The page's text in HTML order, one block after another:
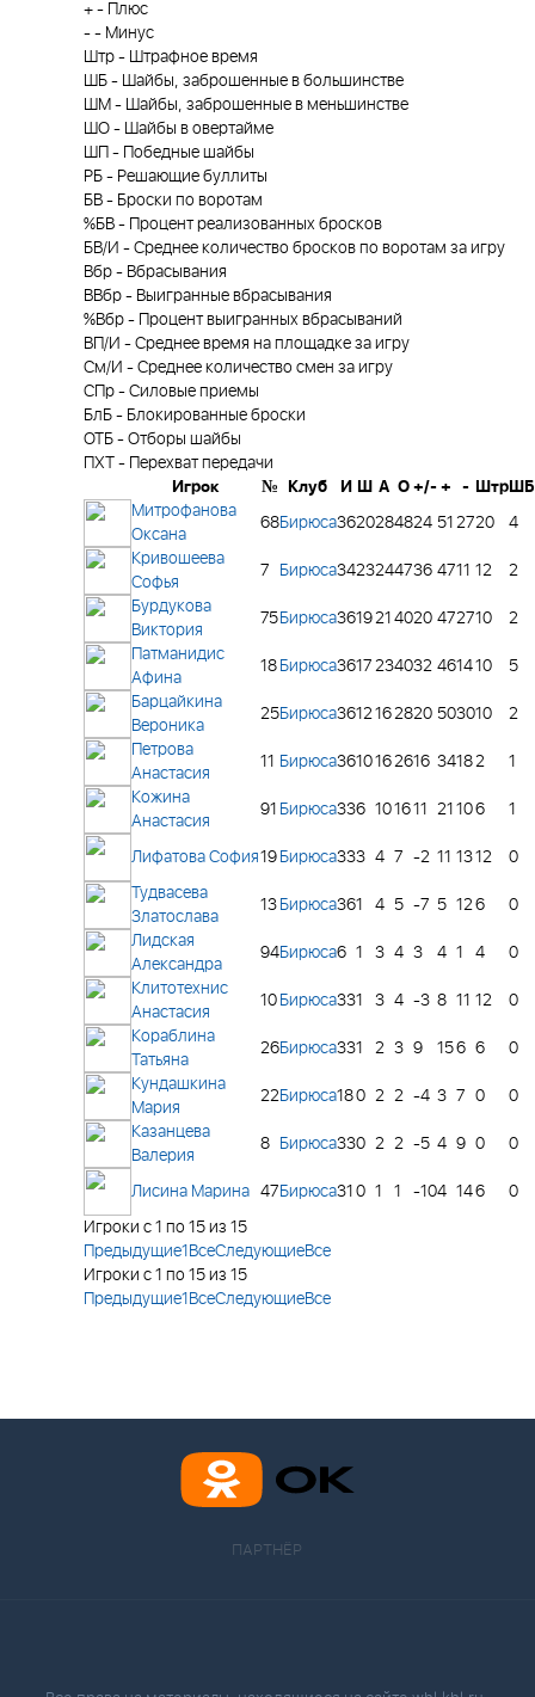
+ -
Плюс
- - Минус
Штр - Штрафное время
ШБ - Шайбы, заброшенные в большинстве
ШМ - Шайбы, заброшенные в меньшинстве
ШО - Шайбы в овертайме
ШП
-
Победные шайбы
РБ - Решающие буллиты
БВ - Броски по воротам
%БВ -
Процент реализованных бросков
БВ/И - Среднее количество бросков по воротам за игру
Вбр - Вбрасывания
ВВбр - Выигранные вбрасывания
%Вбр -
Процент выигранных вбрасываний
ВП/И - Среднее время на площадке за игру
См/И - Среднее количество смен за игру
СПр - Силовые приемы
БлБ - Блокированные броски
ОТБ - Отборы шайбы
ПХТ -
Перехват передачи
Игрок
№ Клуб И Ш А О +/- + - Штр ШБ
Митрофанова
Оксана
68Бирюса3620284824 51 2720 4
Кривошеева
Софья
7 Бирюса3423244736 4711 12 2
Бурдукова
Виктория
75 Бирюса361921 4020 472710 2
Патманидис
Афина
18 Бирюса3617 234032 461410 5
Барцайкина
Вероника
25Бирюса3612162820 503010 2
Петрова
Анастасия
11 Бирюса3610162616 34182 1
Кожина
Анастасия
91 Бирюса336 101611 21 106 1
Лифатова София19 Бирюса333 4 7 -2 11 1312 0
Тудвасева
Златослава
13 Бирюса361 4 5 -7 5 126 0
Лидская
Александра
94Бирюса6 1 3 4 3 4 1 4 0
Клитотехнис
Анастасия
10 Бирюса331 3 4 -3 8 11 12 0
Кораблина
Татьяна
26Бирюса331 2 3 9 156 6 0
Кундашкина
Мария
22Бирюса180 2 2 -4 3 7 0 0
Казанцева
Валерия
8 Бирюса330 2 2 -5 4 9 0 0
Лисина Марина 47 Бирюса31 0 1 1 -104 146 0
Игроки с 1 по 15 из 15
Предыдущие1 ВсеСледующиеВсе
Игроки с 1 по 15 из 15
Предыдущие1 ВсеСледующиеВсе
ПАРТНЁР